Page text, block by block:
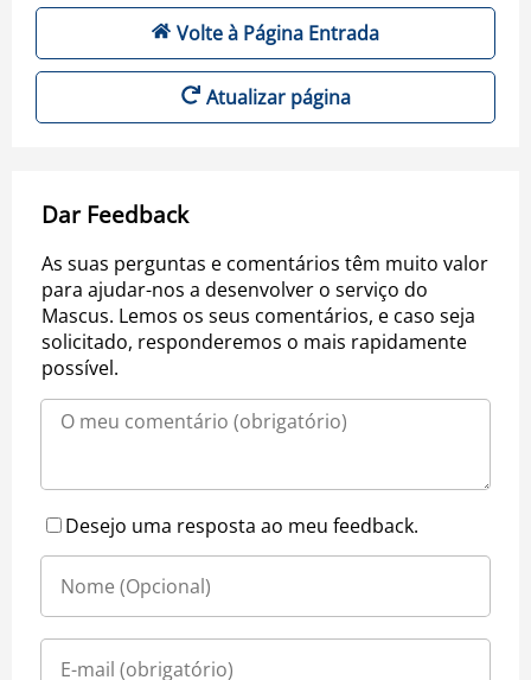
Volte à Página Entrada
Atualizar página
Dar Feedback
As suas perguntas e comentários têm muito valor
para ajudar-nos a desenvolver o serviço do
Mascus. Lemos os seus comentários, e caso seja
solicitado, responderemos o mais rapidamente
possível.
Desejo uma resposta ao meu feedback.